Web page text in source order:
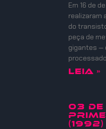
Em 16 de
realizaram
do
peça de
gigantes —
Leia »
03 DE
(1992)